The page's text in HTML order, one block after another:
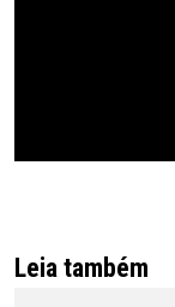
Leia também